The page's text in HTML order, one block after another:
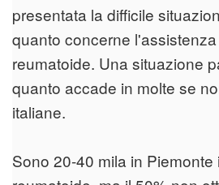
presentata la difficile
quanto concerne
reumatoide. Una situazione
quanto accade in molte se
italiane.
Sono 20-40 mila in Piemonte